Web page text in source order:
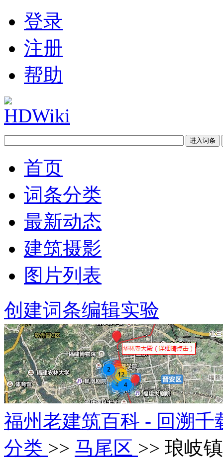
登录
注册
帮助
首页
词条分类
最新动态
建筑摄影
图片列表
创建词条编辑实验
福州老建筑百科 - 回溯
分类 >> 马尾区 >> 琅岐镇